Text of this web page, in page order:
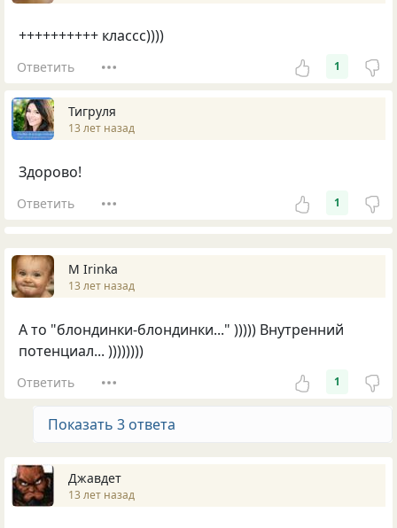
++++++++++ классс))))
Ответить 1
Тигруля
13 лет назад
Здорово!
Ответить 1
М Irinka
13 лет назад
А то "блондинки-блондинки..." ))))) Внутренний
потенциал... ))))))))
Ответить 1
Показать 3 ответа
Джавдет
13 лет назад